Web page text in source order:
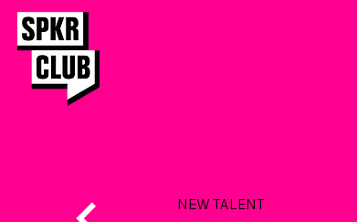
NEW TALENT